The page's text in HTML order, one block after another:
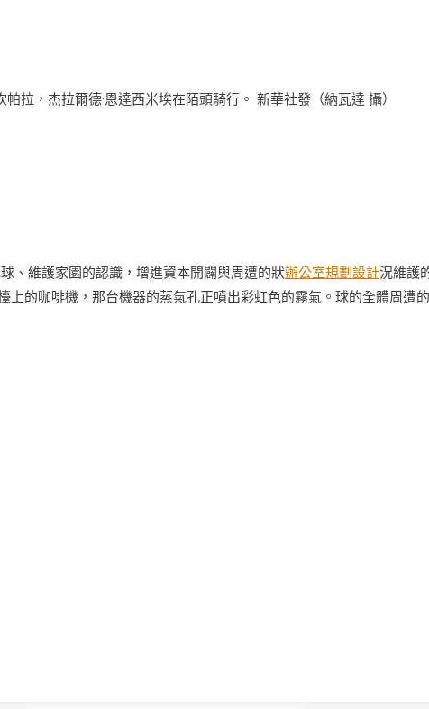
帕拉，杰拉爾德·恩達西米埃在陌頭騎行。 新華社發（納瓦達 攝）
、維護家園的認識，增進資本開闢與周遭的狀辦公室規劃設計況維護
的咖啡機，那台機器的蒸氣孔正噴出彩虹色的霧氣。球的全體周遭的